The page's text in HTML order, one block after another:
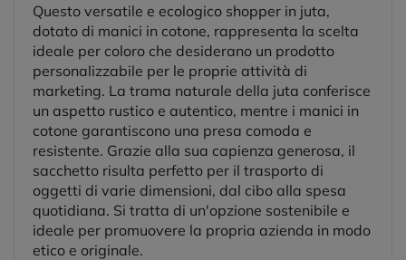
Questo versatile e ecologico shopper in juta,
dotato di manici in cotone, rappresenta la scelta
ideale per coloro che desiderano un prodotto
personalizzabile per le proprie attività di
marketing. La trama naturale della juta conferisce
un aspetto rustico e autentico, mentre i manici in
cotone garantiscono una presa comoda e
resistente. Grazie alla sua capienza generosa, il
sacchetto risulta perfetto per il trasporto di
oggetti di varie dimensioni, dal cibo alla spesa
quotidiana. Si tratta di un'opzione sostenibile e
ideale per promuovere la propria azienda in modo
etico e originale.